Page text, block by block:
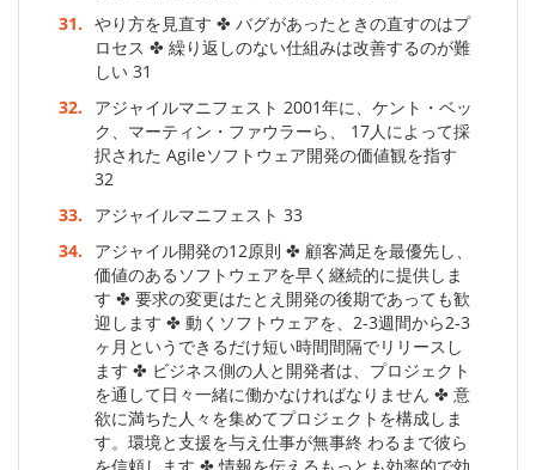
31. やり方を見直す ✤ バグがあったときの直すのはプ
ロセス ✤ 繰り返しのない仕組みは改善するのが難
しい 31
32. アジャイルマニフェスト 2001年に、ケント・ベッ
ク、マーティン・ファウラーら、 17人によって採
択された Agileソフトウェア開発の価値観を指す
32
33. アジャイルマニフェスト 33
34. アジャイル開発の12原則 ✤ 顧客満足を最優先し、
価値のあるソフトウェアを早く継続的に提供しま
す ✤ 要求の変更はたとえ開発の後期であっても歓
迎します ✤ 動くソフトウェアを、2-3週間から2-3
ヶ月というできるだけ短い時間間隔でリリースし
ます ✤ ビジネス側の人と開発者は、プロジェクト
を通して日々一緒に働かなければなりません ✤ 意
欲に満ちた人々を集めてプロジェクトを構成しま
す。環境と支援を与え仕事が無事終 わるまで彼ら
を信頼します ✤ 情報を伝えるもっとも効率的で効